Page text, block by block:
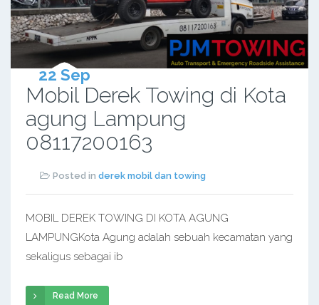
22 Sep
Mobil Derek Towing di Kota
agung Lampung
08117200163
Posted in derek mobil dan towing
MOBIL DEREK TOWING DI KOTA AGUNG
LAMPUNGKota Agung adalah sebuah kecamatan yang
sekaligus sebagai ib
Read More